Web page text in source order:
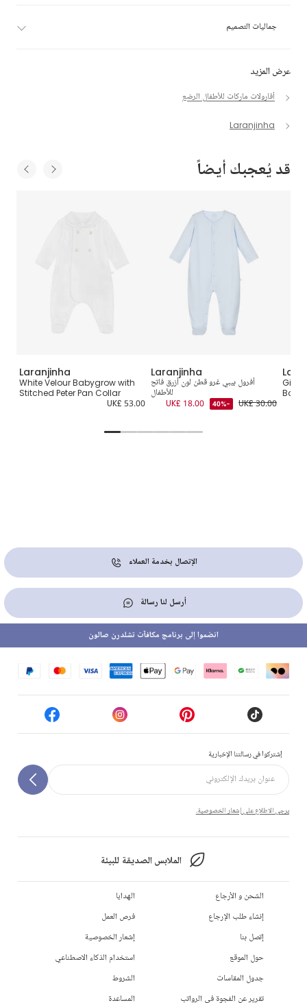
عرض المزيد
أفارولات ماركات للأطفال الرضع
Laranjinha
جماليات التصميم
قد يُعجبك أيضاً
Laranjinha
White Velour Babygrow with
Stitched Peter Pan Collar
UK£ 53.00
Laranjinha
أفرول بيبي غرو قطن لون أزرق فاتح
للأطفال
UK£ 30.00
-40%
UK£ 18.00
Girls
الإتصال بخدمة العملاء
أرسل لنا رسالة
إشتركوا في رسالتنا الإخبارية
يرجى الاطلاع على إشعار الخصوصية.
الملابس الصديقة للبيئة
انضموا إلى برنامج مكافآت تشلدرن صالون
الشحن و الأرجاع
إنشاء طلب الإرجاع
إتصل بنا
حول الموقع
جدول المقاسات
تقرير عن الفجوة في الرواتب
الهدايا
فرص العمل
إشعار الخصوصية
استخدام الذكاء الاصطناعي
الشروط
المساعدة